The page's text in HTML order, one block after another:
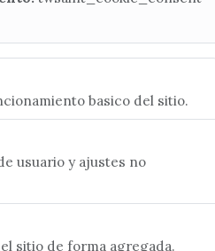
C/ Poniente, 2. CP
basico del sitio.
usuario y ajustes no
sitio de forma agregada.